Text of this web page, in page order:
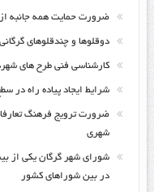
ضرورت حمایت همه جانبه
دوقلوها و چندقلوهای
کارشناسی فنی طرح های
شرایط ایجاد پیاده راه در
ضرورت ترویج فرهنگ
شهری
شورای شهر گرگان یکی از
در بین شوراهای کشور